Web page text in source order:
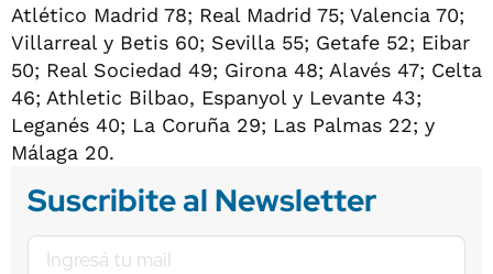
Atlético Madrid 78; Real Madrid 75; Valencia 70;
Villarreal y Betis 60; Sevilla 55; Getafe 52; Eibar
50; Real Sociedad 49; Girona 48; Alavés 47; Celta
46; Athletic Bilbao, Espanyol y Levante 43;
Leganés 40; La Coruña 29; Las Palmas 22; y
Málaga 20.
Suscribite al Newsletter